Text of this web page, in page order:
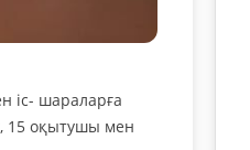
іс- шараларға
15 оқытушы мен